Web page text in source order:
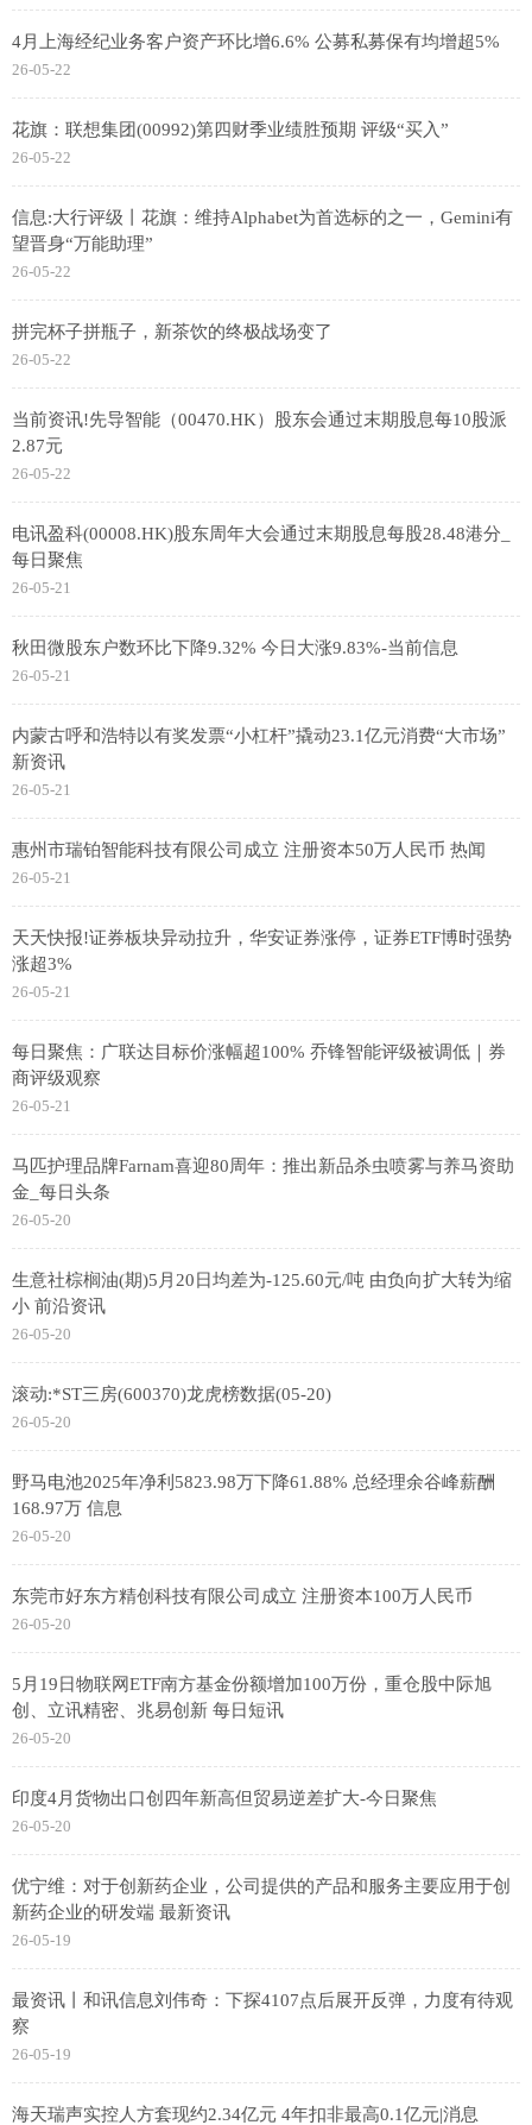
4月上海经纪业务客户资产环比增6.6% 公募私募保有均增超5%
26-05-22
花旗：联想集团(00992)第四财季业绩胜预期 评级“买入”
26-05-22
信息:大行评级丨花旗：维持Alphabet为首选标的之一，Gemini有
望晋身“万能助理”
26-05-22
拼完杯子拼瓶子，新茶饮的终极战场变了
26-05-22
当前资讯!先导智能（00470.HK）股东会通过末期股息每10股派
2.87元
26-05-22
电讯盈科(00008.HK)股东周年大会通过末期股息每股28.48港分_
每日聚焦
26-05-21
秋田微股东户数环比下降9.32% 今日大涨9.83%-当前信息
26-05-21
内蒙古呼和浩特以有奖发票“小杠杆”撬动23.1亿元消费“大市场”
新资讯
26-05-21
惠州市瑞铂智能科技有限公司成立 注册资本50万人民币 热闻
26-05-21
天天快报!证券板块异动拉升，华安证券涨停，证券ETF博时强势
涨超3%
26-05-21
每日聚焦：广联达目标价涨幅超100% 乔锋智能评级被调低｜券
商评级观察
26-05-21
马匹护理品牌Farnam喜迎80周年：推出新品杀虫喷雾与养马资助
金_每日头条
26-05-20
生意社棕榈油(期)5月20日均差为-125.60元/吨 由负向扩大转为缩
小 前沿资讯
26-05-20
滚动:*ST三房(600370)龙虎榜数据(05-20)
26-05-20
野马电池2025年净利5823.98万下降61.88% 总经理余谷峰薪酬
168.97万 信息
26-05-20
东莞市好东方精创科技有限公司成立 注册资本100万人民币
26-05-20
5月19日物联网ETF南方基金份额增加100万份，重仓股中际旭
创、立讯精密、兆易创新 每日短讯
26-05-20
印度4月货物出口创四年新高但贸易逆差扩大-今日聚焦
26-05-20
优宁维：对于创新药企业，公司提供的产品和服务主要应用于创
新药企业的研发端 最新资讯
26-05-19
最资讯丨和讯信息刘伟奇：下探4107点后展开反弹，力度有待观
察
26-05-19
海天瑞声实控人方套现约2.34亿元 4年扣非最高0.1亿元|消息